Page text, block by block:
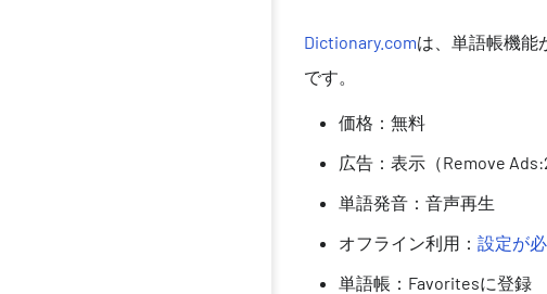
Dictionary.comは、単語帳機能
です。
価格：無料
広告：表示（Remove
単語発音：音声再生
オフライン利用： 設定が
単語帳：Favoritesに登録